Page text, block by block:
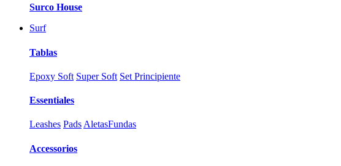
Surco House
Surf
Tablas
Epoxy Soft Super Soft Set Principiente
Essentiales
Leashes Pads AletasFundas
Accessorios